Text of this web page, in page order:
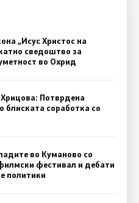
„Исус Христос на
сведоштво за
во Охрид
Потврдена
блиската соработка со
во Куманово со
фестивал и дебати
политики